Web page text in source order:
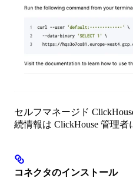
セルフマネージド
続情報は ClickHouse 管理者
コネクタのインストール